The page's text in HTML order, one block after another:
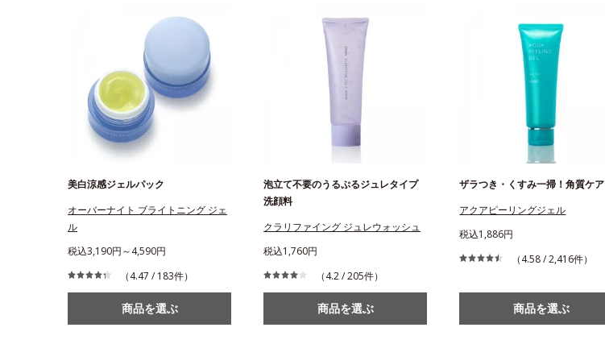
美白涼感ジェルパック
オーバーナイト ブライトニング ジェ
ル
税込3,190円～4,590円
（4.47 / 183件）
商品を選ぶ
泡立て不要のうるぷるジュレタイプ
洗顔料
クラリファイング ジュレウォッシュ
税込1,760円
（4.2 / 205件）
商品を選ぶ
ザラつき・くすみ一掃！角質ケア
アクアピーリングジェル
税込1,886円
（4.58 / 2,416件）
商品を選ぶ